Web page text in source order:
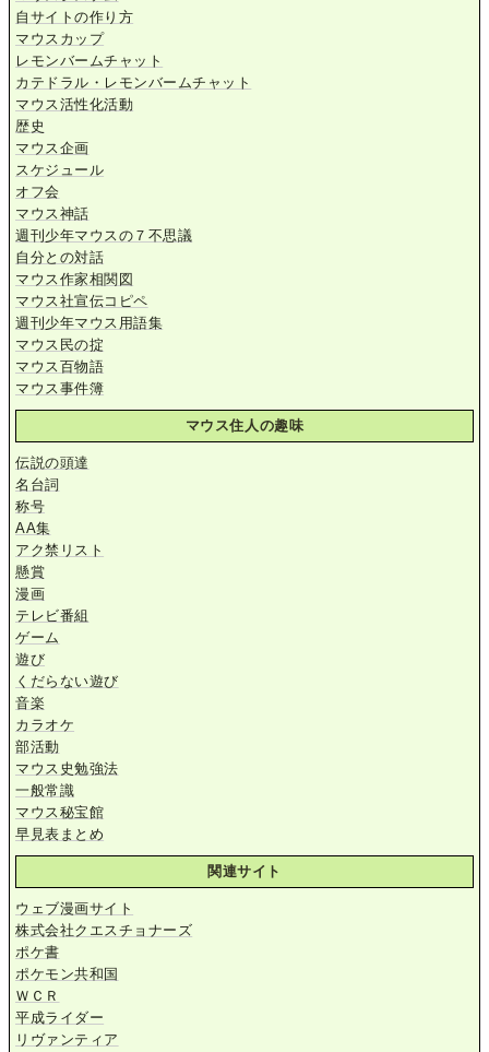
自サイトの作り方
マウスカップ
レモンバームチャット
カテドラル・レモンバームチャット
マウス活性化活動
歴史
マウス企画
スケジュール
オフ会
マウス神話
週刊少年マウスの７不思議
自分との対話
マウス作家相関図
マウス社宣伝コピペ
週刊少年マウス用語集
マウス民の掟
マウス百物語
マウス事件簿
マウス住人の趣味
伝説の頭達
名台詞
称号
AA集
アク禁リスト
懸賞
漫画
テレビ番組
ゲーム
遊び
くだらない遊び
音楽
カラオケ
部活動
マウス史勉強法
一般常識
マウス秘宝館
早見表まとめ
関連サイト
ウェブ漫画サイト
株式会社クエスチョナーズ
ポケ書
ポケモン共和国
ＷＣＲ
平成ライダー
リヴァンティア